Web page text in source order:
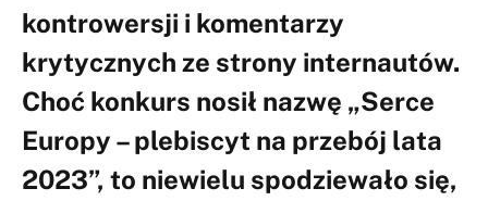
kontrowersji i komentarzy
krytycznych ze strony internautów.
Choć konkurs nosił nazwę „Serce
Europy – plebiscyt na przebój lata
2023”, to niewielu spodziewało się,